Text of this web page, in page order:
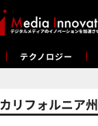
テクノロジー
カリフォルニア州